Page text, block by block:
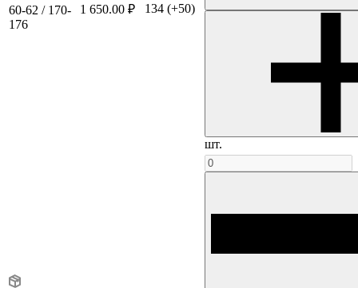
60-62 / 170-
176
1 650.00 ₽ 134 (+50)
шт.